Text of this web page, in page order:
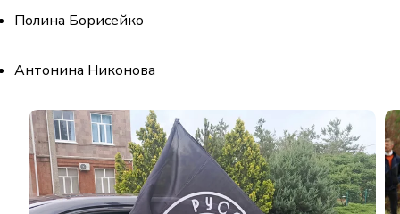
Полина Борисейко
Антонина Никонова